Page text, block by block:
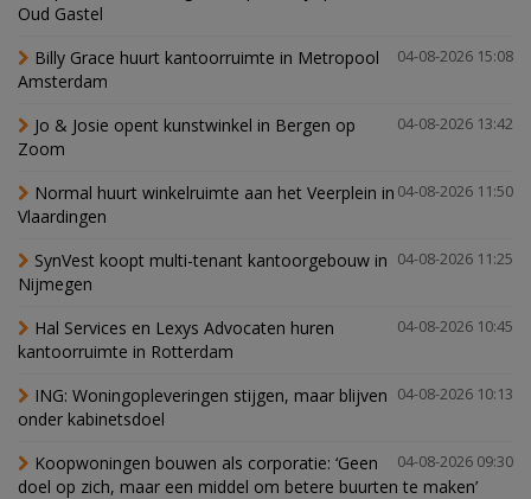
Oud Gastel
04-08-2026 15:08
Billy Grace huurt kantoorruimte in Metropool
Amsterdam
04-08-2026 13:42
Jo & Josie opent kunstwinkel in Bergen op
Zoom
04-08-2026 11:50
Normal huurt winkelruimte aan het Veerplein in
Vlaardingen
04-08-2026 11:25
SynVest koopt multi-tenant kantoorgebouw in
Nijmegen
04-08-2026 10:45
Hal Services en Lexys Advocaten huren
kantoorruimte in Rotterdam
04-08-2026 10:13
ING: Woningopleveringen stijgen, maar blijven
onder kabinetsdoel
04-08-2026 09:30
Koopwoningen bouwen als corporatie: ‘Geen
doel op zich, maar een middel om betere buurten te maken’